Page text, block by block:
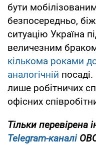
бути
безпосередньо,
ситуацію Україна
величезним
кількома роками
аналогічній
лише робітничих
офісних
Тільки перевірена
Telegram-каналі